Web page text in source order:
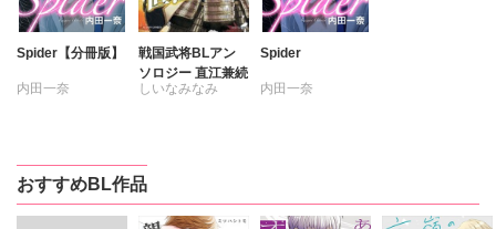
Spider【分冊版】
内田一奈
戦国武将BLアン
ソロジー 直江兼続
しいなみなみ
青飯ミサコ
池田ソウコ
内田一奈 氷栗優
Spider
内田一奈
おすすめBL作品